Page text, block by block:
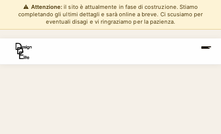
⚠️ Attenzione: il sito è attualmente in fase di costruzione. Stiamo
completando gli ultimi dettagli e sarà online a breve. Ci scusiamo per
eventuali disagi e vi ringraziamo per la pazienza.